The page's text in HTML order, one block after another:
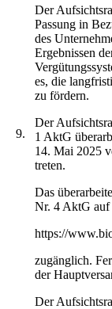
9.
Der
Passung in
des
Ergebnissen
es, die
zu fördern.
Der
1 AktG
14. Mai 2025
treten.
Das
Nr. 4 AktG auf
https://
zugänglich.
der
Der